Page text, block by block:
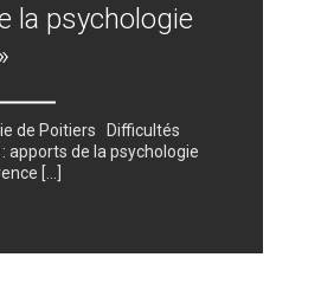
la psychologie
de Poitiers Difficultés
apports de la psychologie
[…]